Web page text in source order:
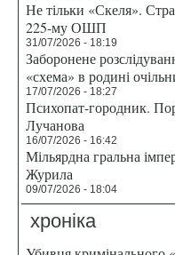
Не тільки «Скеля».
225-му ОШП
31/07/2026 - 18:19
Заборонене
«схема» в родині
17/07/2026 - 18:27
Психопат-городник.
Лучанова
16/07/2026 - 16:42
Мільярдна гральна
Журила
09/07/2026 - 18:04
хроніка